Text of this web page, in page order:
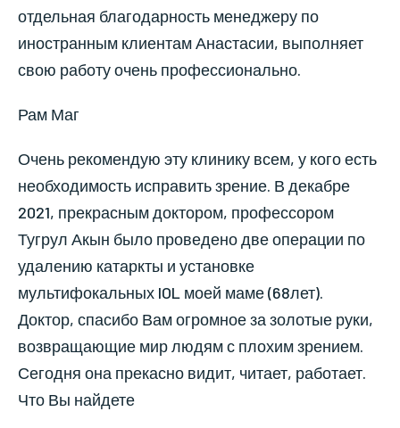
отдельная благодарность менеджеру по
иностранным клиентам Анастасии, выполняет
свою работу очень профессионально.
Рам Маг
Очень рекомендую эту клинику всем, у кого есть
необходимость исправить зрение. В декабре
2021, прекрасным доктором, профессором
Тугрул Акын было проведено две операции по
удалению катаркты и установке
мультифокальных IOL моей маме (68лет).
Доктор, спасибо Вам огромное за золотые руки,
возвращающие мир людям с плохим зрением.
Сегодня она прекасно видит, читает, работает.
Что Вы найдете